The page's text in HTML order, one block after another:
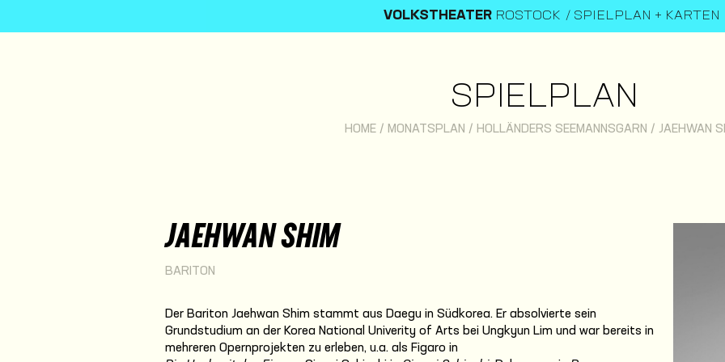
VOLKSTHEATER ROSTOCK SPIELPLAN + KARTEN
SPIELPLAN
HOME / MONATSPLAN / HOLLÄNDERS SEEMANNSGARN / JAEHWAN
JAEHWAN SHIM
BARITON
Der Bariton Jaehwan Shim stammt aus Daegu in Südkorea. Er absolvierte sein
Grundstudium an der Korea National Univerity of Arts bei Ungkyun Lim und war bereits in
mehreren Opernprojekten zu erleben, u.a. als Figaro in